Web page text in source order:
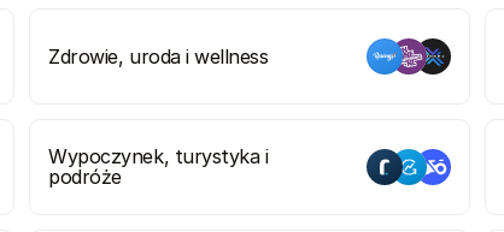
Zdrowie, uroda i wellness
Wypoczynek, turystyka i
podróże